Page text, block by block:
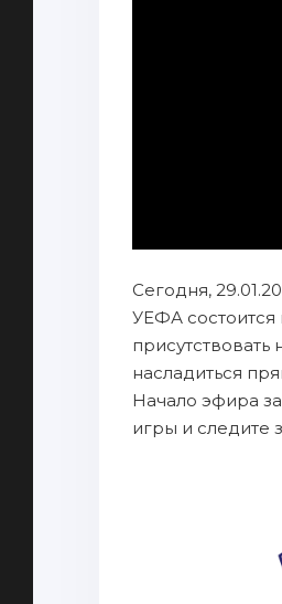
Сегодня,
УЕФА
насладиться
Начало эфира
игры и следите